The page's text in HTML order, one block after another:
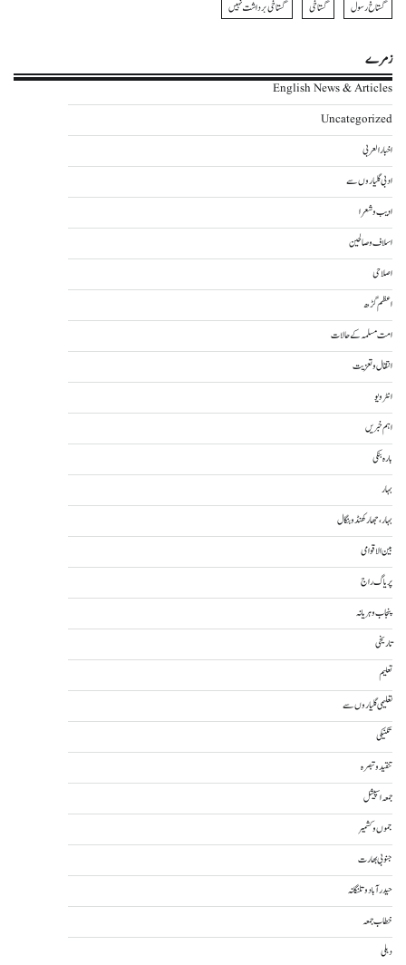
گستاخ رسول
گستاخی گستاخی برداشت نہیں
زمرے
English News & Articles
Uncategorized
اخبار العربی
ادبی گلیاروں سے
ادیب و شعرا
اسلاف و صالحین
اصلاحی
اعظم گڑھ
امت مسلمہ کے حالات
انتقال و تعزیت
انٹرویو
اہم خبریں
بارہ بنکی
بہار
بہار، جھارکھنڈ و بنگال
بین الاقوامی
پریاگ راج
پنجاب و ہریانہ
تاریخی
تعلیم
تعلیمی گلیاروں سے
تکنیکی
تنقید و تبصرہ
جمعہ اسپیشل
جموں و کشمیر
جنوبی بھارت
حیدرآباد و تلنگانہ
خطاب جمعہ
دہلی